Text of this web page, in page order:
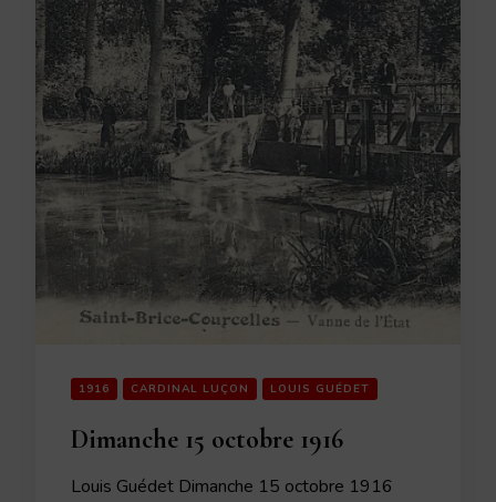
1916 CARDINAL LUÇON LOUIS GUÉDET
Dimanche 15 octobre 1916
Louis Guédet Dimanche 15 octobre 1916